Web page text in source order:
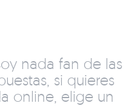
nada fan de las
si quieres
online, elige un